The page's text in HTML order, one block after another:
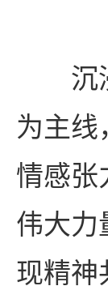
沉
为主
情感张
伟大力
现精神